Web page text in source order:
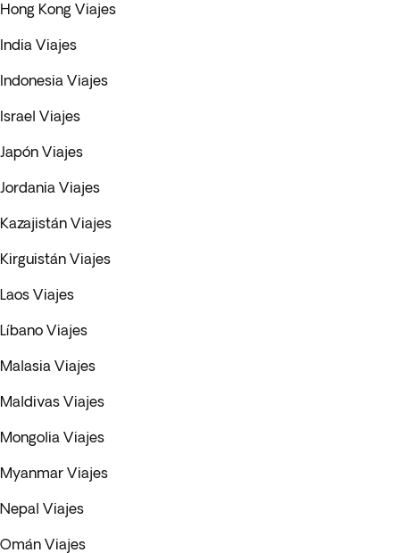
Hong Kong Viajes
India Viajes
Indonesia Viajes
Israel Viajes
Japón Viajes
Jordania Viajes
Kazajistán Viajes
Kirguistán Viajes
Laos Viajes
Líbano Viajes
Malasia Viajes
Maldivas Viajes
Mongolia Viajes
Myanmar Viajes
Nepal Viajes
Omán Viajes